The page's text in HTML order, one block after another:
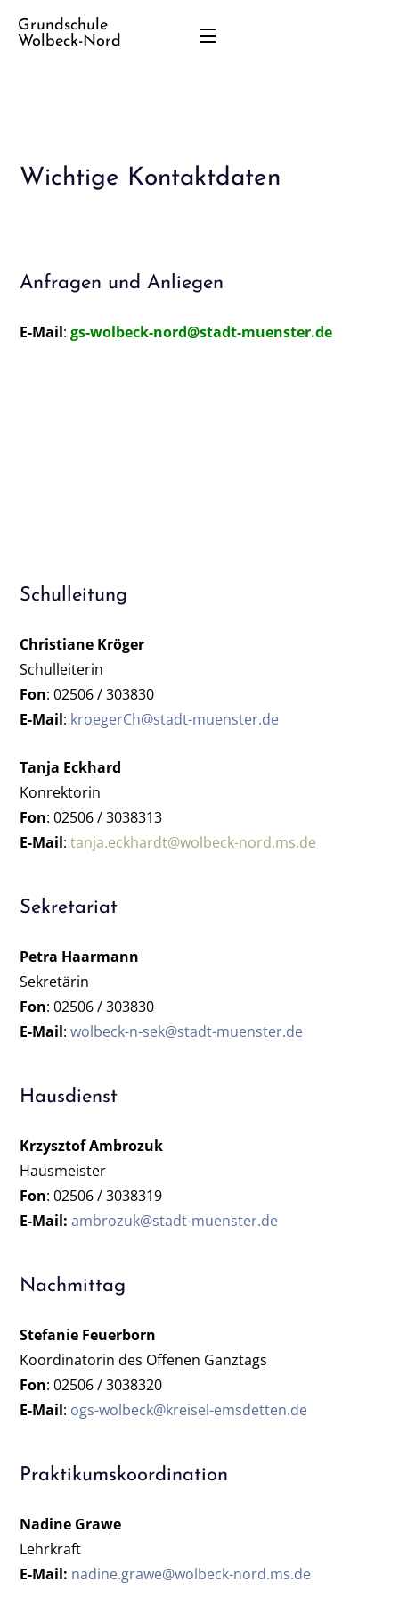
Grundschule
Wolbeck-Nord
Wichtige Kontaktdaten
Anfragen und Anliegen
E-Mail: gs-wolbeck-nord@stadt-muenster.de
Schulleitung
Christiane Kröger
Schulleiterin
Fon: 02506 / 303830
E-Mail: kroegerCh@stadt-muenster.de
Tanja Eckhard
Konrektorin
Fon: 02506 / 3038313
E-Mail: tanja.eckhardt@wolbeck-nord.ms.de
Sekretariat
Petra Haarmann
Sekretärin
Fon: 02506 / 303830
E-Mail: wolbeck-n-sek@stadt-muenster.de
Hausdienst
Krzysztof Ambrozuk
Hausmeister
Fon: 02506 / 3038319
E-Mail: ambrozuk@stadt-muenster.de
Nachmittag
Stefanie Feuerborn
Koordinatorin des Offenen Ganztags
Fon: 02506 / 3038320
E-Mail: ogs-wolbeck@kreisel-emsdetten.de
Praktikumskoordination
Nadine Grawe
Lehrkraft
E-Mail: nadine.grawe@wolbeck-nord.ms.de